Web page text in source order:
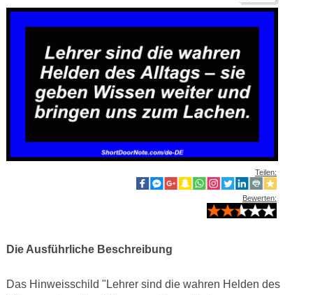
Teilen:
Bewerten:
Die Ausführliche Beschreibung
Das Hinweisschild "Lehrer sind die wahren Helden des